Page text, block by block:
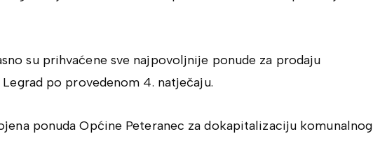
su prihvaćene sve najpovoljnije ponude za prodaju
po provedenom 4. natječaju.
ponuda Općine Peteranec za dokapitalizaciju komunalnog